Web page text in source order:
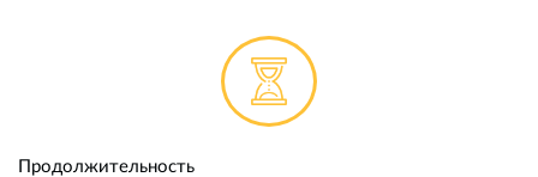
Продолжительность